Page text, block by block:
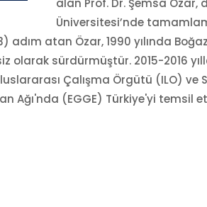
alan Prof. Dr. Şemsa Özar,
Üniversitesi’nde
adım atan Özar, 1990 yılında
olarak sürdürmüştür. 2015-2016
Çalışma Örgütü (ILO)
Ağı'nda (EGGE) Türkiye'yi temsil